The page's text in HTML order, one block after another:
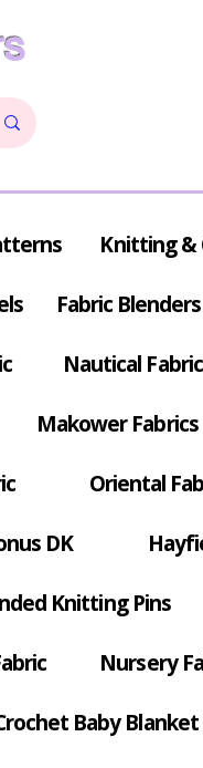
Knitting &
Fabric Blenders
Nautical Fabric
Makower Fabrics
Oriental
DK
Knitting Pins
Nursery
Baby